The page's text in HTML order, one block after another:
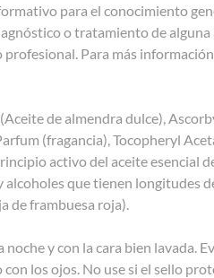
para el conocimiento
o tratamiento de alguna
Para más
de almendra dulce),
(fragancia), Tocopheryl
activo del aceite esencial
que tienen longitudes
de frambuesa roja).
noche y con la cara bien lavada.
los ojos. No use si el sello